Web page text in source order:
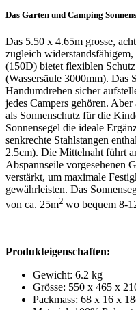
Das Garten und Camping
Das 5.50 x 4.65m grosse,
zugleich
(150D) bietet flexiblen
(Wassersäule 3000mm). Das
Handumdrehen sicher
jedes Campers gehören.
als Sonnenschutz für die
Sonnensegel die ideale
senkrechte Stahlstangen
2.5cm). Die Mittelnaht führt
Abspannseile vorgesehenen
verstärkt, um maximale
gewährleisten. Das
von ca. 25m2 wo bequem 8-
Produkteigenschaften:
Gewicht: 6.2 kg
Grösse: 550 x 465 x
Packmass: 68 x 16 x